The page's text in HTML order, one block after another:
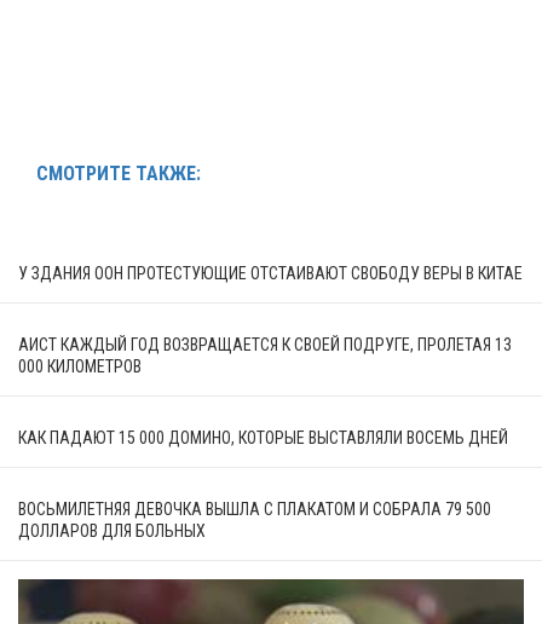
СМОТРИТЕ ТАКЖЕ:
У ЗДАНИЯ ООН ПРОТЕСТУЮЩИЕ ОТСТАИВАЮТ СВОБОДУ ВЕРЫ В КИТАЕ
АИСТ КАЖДЫЙ ГОД ВОЗВРАЩАЕТСЯ К СВОЕЙ ПОДРУГЕ, ПРОЛЕТАЯ 13
000 КИЛОМЕТРОВ
КАК ПАДАЮТ 15 000 ДОМИНО, КОТОРЫЕ ВЫСТАВЛЯЛИ ВОСЕМЬ ДНЕЙ
ВОСЬМИЛЕТНЯЯ ДЕВОЧКА ВЫШЛА С ПЛАКАТОМ И СОБРАЛА 79 500
ДОЛЛАРОВ ДЛЯ БОЛЬНЫХ